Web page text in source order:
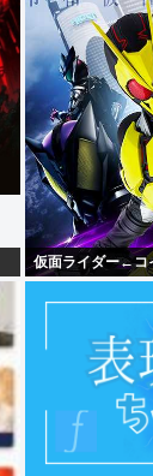
仮面ライダー←コ